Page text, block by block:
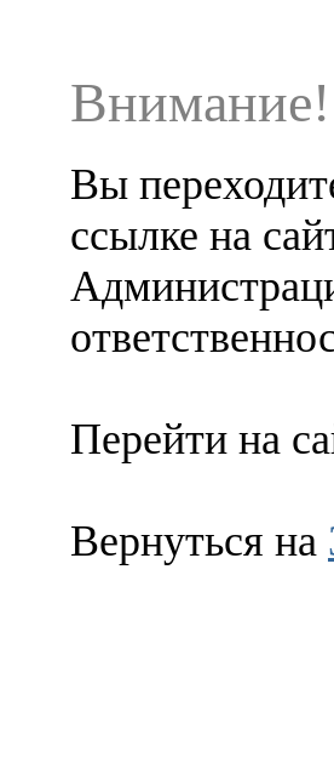
Внимание!
Вы
ссылке на
Перейти на
Вернуться на